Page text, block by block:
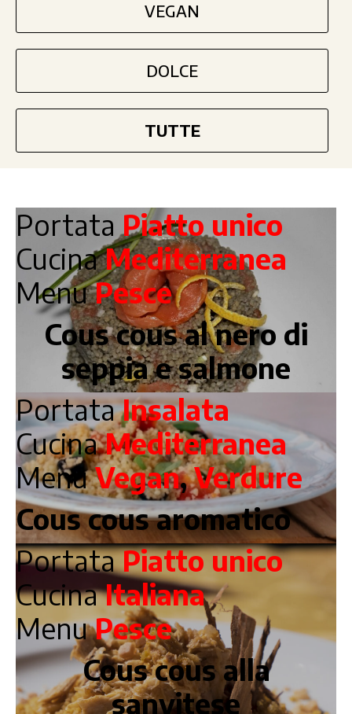
VEGAN
DOLCE
TUTTE
PortataPiatto unico
CucinaMediterranea
MenuPesce
Cous cous al nero di
seppia e salmone
PortataInsalata
CucinaMediterranea
MenuVegan,Verdure
Cous cous aromatico
PortataPiatto unico
CucinaItaliana
MenuPesce
Cous cous alla
sanvitese